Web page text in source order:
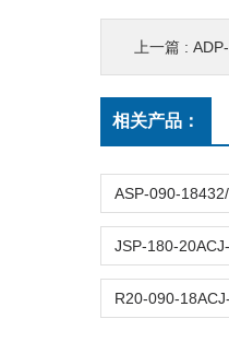
上一篇 : ADP-
相关产品：